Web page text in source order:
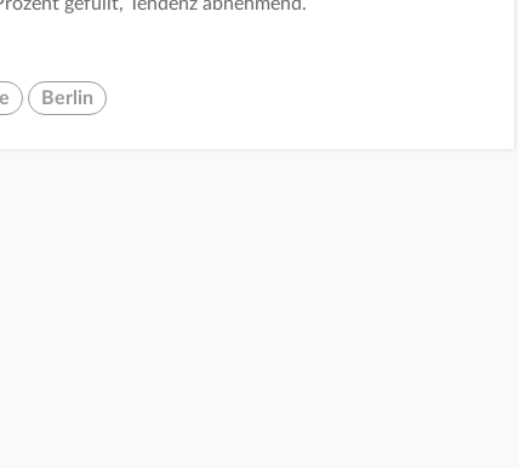
Berlin